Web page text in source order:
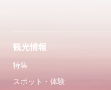
観光情報
特集
スポット・体験